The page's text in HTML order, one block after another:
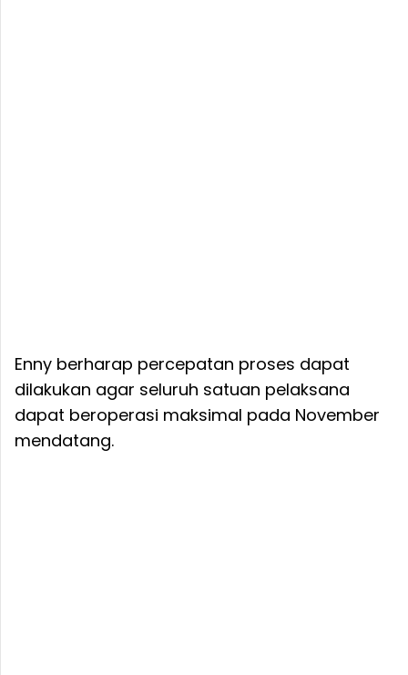
Enny berharap percepatan proses dapat
dilakukan agar seluruh satuan pelaksana
dapat beroperasi maksimal pada November
mendatang.